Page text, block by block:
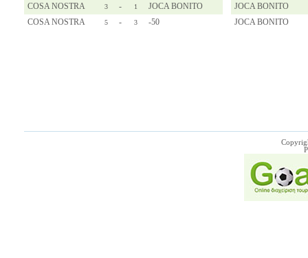
COSA NOSTRA
3 - 1
JOCA BONITO
COSA NOSTRA
5 - 3 -50
JOCA BONITO
JOCA BONITO